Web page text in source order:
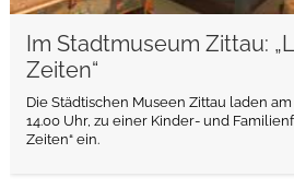
Im Stadtmuseum Zittau:
Zeiten“
Die Städtischen Museen Zittau laden am
14.00 Uhr, zu einer Kinder- und
Zeiten“ ein.